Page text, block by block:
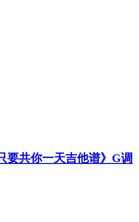
要共你一天吉他谱》G调